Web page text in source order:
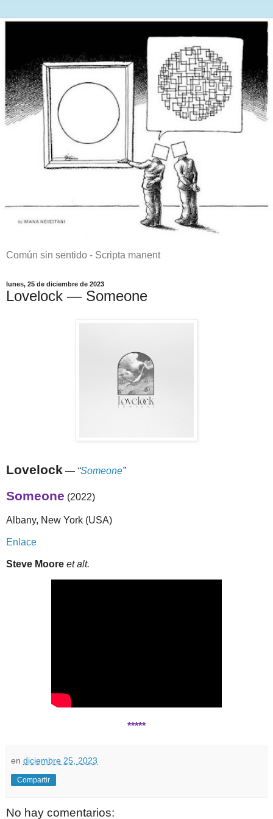
Común sin sentido - Scripta manent
lunes, 25 de diciembre de 2023
Lovelock — Someone
Lovelock — “Someone”
Someone (2022)
Albany, New York (USA)
Enlace
Steve Moore et alt.
*****
en diciembre 25, 2023
Compartir
No hay comentarios: